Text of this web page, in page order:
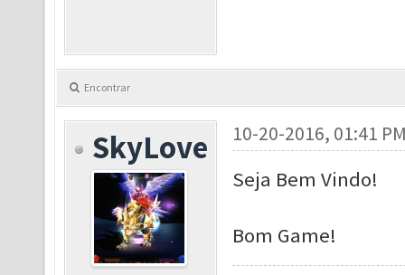
Encontrar
SkyLove 10-20-2016, 01:41
Seja Bem Vindo!
Bom Game!